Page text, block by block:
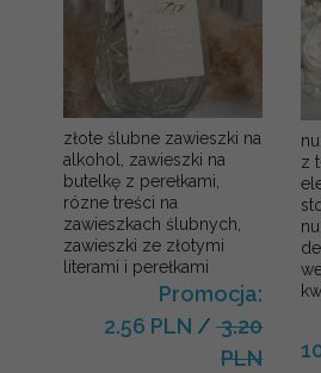
złote ślubne zawieszki na
alkohol, zawieszki na
butelkę z perełkami,
rózne treści na
zawieszkach ślubnych,
zawieszki ze złotymi
literami i perełkami
Promocja:
2.56 PLN /3.20
PLN
z